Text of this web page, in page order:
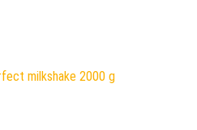
milkshake 2000 g